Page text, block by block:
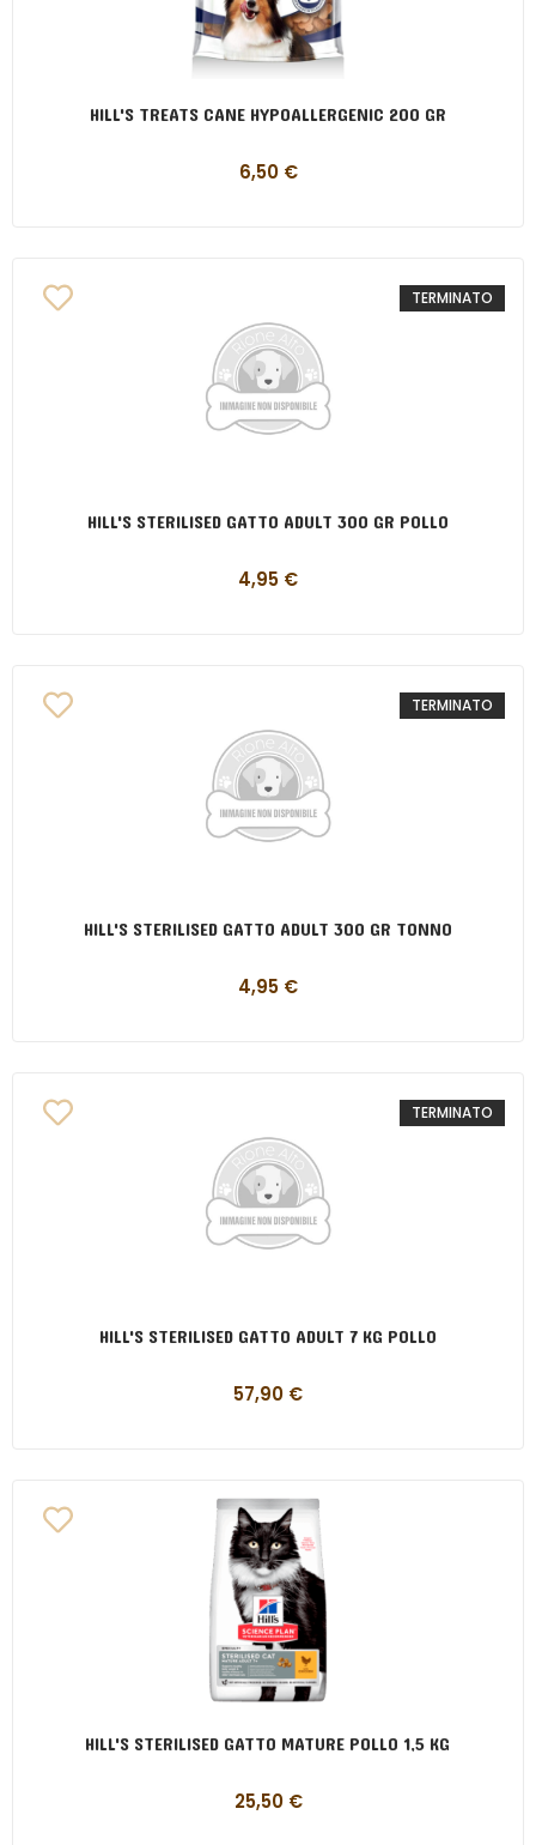
HILL'S TREATS CANE HYPOALLERGENIC 200 GR
6,50 €
TERMINATO
HILL'S STERILISED GATTO ADULT 300 GR POLLO
4,95 €
TERMINATO
HILL'S STERILISED GATTO ADULT 300 GR TONNO
4,95 €
TERMINATO
HILL'S STERILISED GATTO ADULT 7 KG POLLO
57,90 €
HILL'S STERILISED GATTO MATURE POLLO 1,5 KG
25,50 €